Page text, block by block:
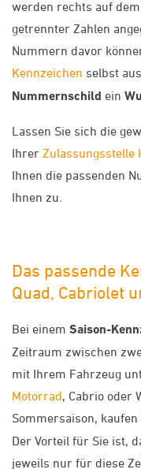
werden rechts auf
getrennter Zahlen
Nummern davor
Kennzeichen selbst
Nummernschild ein
Lassen Sie sich die
Ihrer Zulassungsstelle
Ihnen die passenden
Ihnen zu.
Das passende
Quad, Cabriolet
Bei einem Saison-
Zeitraum zwischen
mit Ihrem Fahrzeug
Motorrad, Cabrio oder
Sommersaison, kaufen
Der Vorteil für Sie ist,
jeweils nur für diese